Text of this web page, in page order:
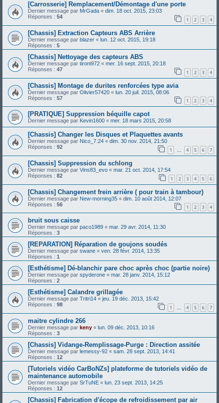
[Carrosserie] Remplacement/Démontage d'une porte
Dernier message par MrGada « dim. 18 oct. 2015, 23:03
Réponses : 54 1 2 3 4
[Chassis] Extraction Capteurs ABS Arrière
Dernier message par blazer « lun. 12 oct. 2015, 19:18
Réponses : 5
[Chassis] Nettoyage des capteurs ABS
Dernier message par tironi972 « mer. 16 sept. 2015, 20:18
Réponses : 47 1 2 3 4
[Chassis] Montage de durites renforcées type avia
Dernier message par Olivier57420 « lun. 20 juil. 2015, 08:06
Réponses : 57 1 2 3 4
[PRATIQUE] Suppression béquille capot
Dernier message par Kevin1600 « mer. 18 mars 2015, 20:58
[Chassis] Changer les Disques et Plaquettes avants
Dernier message par Nico_7.24 « dim. 30 nov. 2014, 21:50
Réponses : 92 1 … 4 5 6 7
[Chassis] Suppression du schlong
Dernier message par Vins83_evo « mar. 21 oct. 2014, 17:54
Réponses : 82 1 2 3 4 5 6
[Chassis] Changement frein arrière ( pour train à tambour)
Dernier message par New-morning35 « dim. 10 août 2014, 12:07
Réponses : 56 1 2 3 4
bruit sous caisse
Dernier message par paco1989 « mar. 29 avr. 2014, 11:30
Réponses : 3
[REPARATION] Réparation de goujons soudés
Dernier message par swane « ven. 28 févr. 2014, 13:35
Réponses : 1
[Esthétisme] Dé-blanchir pare choc après choc (partie noire)
Dernier message par spyderone « mar. 28 janv. 2014, 15:12
Réponses : 2
[Esthétisme] Calandre grillagée
Dernier message par Tritri14 « jeu. 19 déc. 2013, 15:42
Réponses : 98 1 … 4 5 6 7
maitre cylindre 266
Dernier message par keny « lun. 09 déc. 2013, 10:16
Réponses : 3
[Chassis] Vidange-Remplissage-Purge : Direction assitée
Dernier message par lemessy-92 « sam. 28 sept. 2013, 14:41
Réponses : 12
[Tutoriels vidéo CarBoNZs] plateforme de tutoriels vidéo de
maintenance automobile
Dernier message par SrTuNE « lun. 23 sept. 2013, 14:25
Réponses : 12
[Chassis] Fabrication d'écope de refroidissement par air